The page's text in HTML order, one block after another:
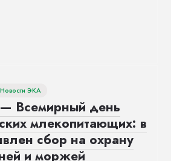
Новости ЭКА
Всемирный день
млекопитающих: в
сбор на охрану
и моржей